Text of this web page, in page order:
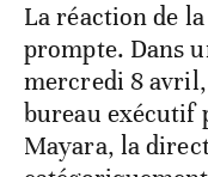
La réaction de
prompte. Dans
mercredi 8 avril,
bureau exécutif
Mayara, la